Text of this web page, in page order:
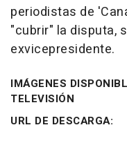
periodistas de
"cubrir" la disputa,
exvicepresidente.
IMÁGENES
TELEVISIÓN
URL DE DESCARGA: